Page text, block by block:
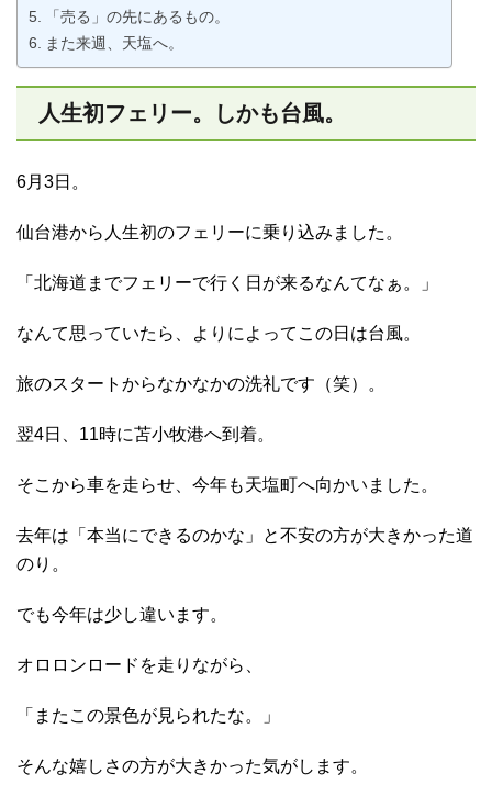
「売る」の先にあるもの。
また来週、天塩へ。
人生初フェリー。しかも台風。
6月3日。
仙台港から人生初のフェリーに乗り込みました。
「北海道までフェリーで行く日が来るなんてなぁ。」
なんて思っていたら、よりによってこの日は台風。
旅のスタートからなかなかの洗礼です（笑）。
翌4日、11時に苫小牧港へ到着。
そこから車を走らせ、今年も天塩町へ向かいました。
去年は「本当にできるのかな」と不安の方が大きかった道
のり。
でも今年は少し違います。
オロロンロードを走りながら、
「またこの景色が見られたな。」
そんな嬉しさの方が大きかった気がします。